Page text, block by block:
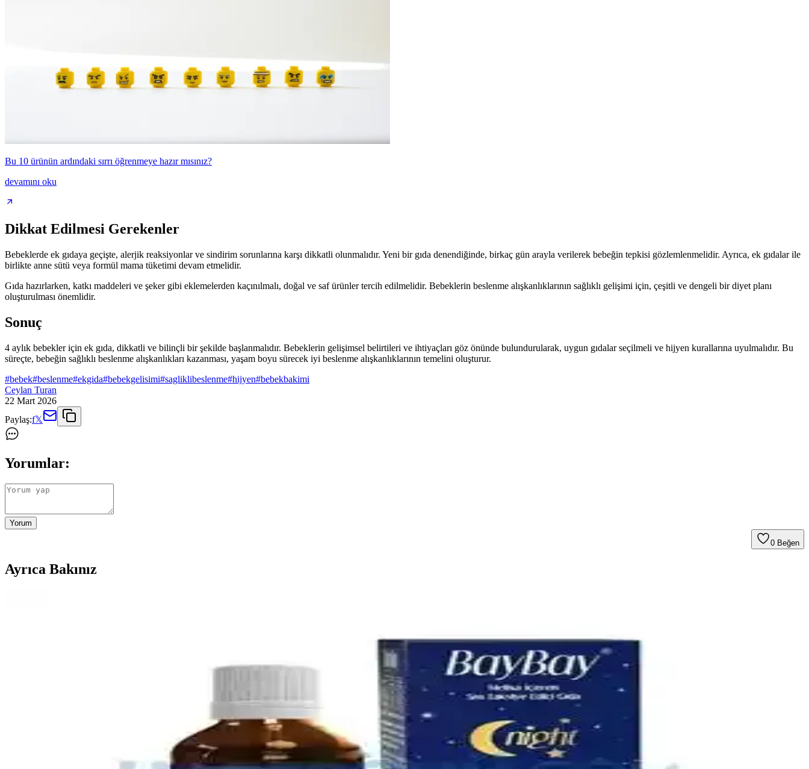
Bu 10 ürünün ardındaki sırrı öğrenmeye hazır mısınız?
devamını oku
Dikkat Edilmesi Gerekenler
Bebeklerde ek gıdaya geçişte, alerjik reaksiyonlar ve sindirim sorunlarına karşı dikkatli olunmalıdır. Yeni bir gıda denendiğinde, birkaç gün arayla verilerek bebeğin tepkisi gözlemlenmelidir. Ayrıca, ek gıdalar ile
birlikte anne sütü veya formül mama tüketimi devam etmelidir.
Gıda hazırlarken, katkı maddeleri ve şeker gibi eklemelerden kaçınılmalı, doğal ve saf ürünler tercih edilmelidir. Bebeklerin beslenme alışkanlıklarının sağlıklı gelişimi için, çeşitli ve dengeli bir diyet planı
oluşturulması önemlidir.
Sonuç
4 aylık bebekler için ek gıda, dikkatli ve bilinçli bir şekilde başlanmalıdır. Bebeklerin gelişimsel belirtileri ve ihtiyaçları göz önünde bulundurularak, uygun gıdalar seçilmeli ve hijyen kurallarına uyulmalıdır. Bu
süreçte, bebeğin sağlıklı beslenme alışkanlıkları kazanması, yaşam boyu sürecek iyi beslenme alışkanlıklarının temelini oluşturur.
#bebek#beslenme#ekgida#bebekgelisimi#sagliklibeslenme#hijyen#bebekbakimi
Ceylan Turan
22 Mart 2026
Paylaş:f𝕏
Yorumlar:
Yorum
0 Beğen
Ayrıca Bakınız
En İyi Bebek Gaz İlacı Seçimi: Güvenilir ve Doğal Çözümlerle Bebek Rahatlığı
Bebeklerin gaz sancılarını hafifletmek için doğal ve güvenilir bebek gaz ilaçları hakkında bilgi alın. Doğru ürün seçimiyle bebeğinizin rahatlamasını sağlayın.
Omo Hijyen Ürünleri: Günlük Temizlik ve Hijyen İçin Güvenilir Çözüm
Omo hijyen ürünleri, çocuklar ve ev kullanımı için etkili temizlik ve hijyen sağlar, çok yönlü ürün yelpazesiyle günlük yaşamda güvenilir çözümler sunar.
4 Aylık Bebekler İçin Ek Gıda Rehberi: Temel İlkeler ve Uygulamalar